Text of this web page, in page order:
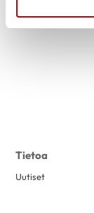
Tietoa
Uutiset